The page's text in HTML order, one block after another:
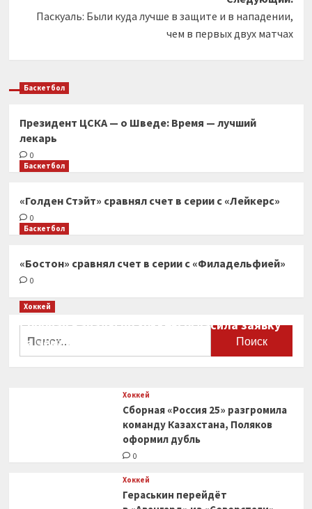
Паскуаль: Были куда лучше в защите и в нападении,
чем в первых двух матчах
Баскетбол
Президент ЦСКА — о Шведе: Время — лучший
лекарь
0
Баскетбол
«Голден Стэйт» сравнял счет в серии с «Лейкерс»
0
Баскетбол
«Бостон» сравнял счет в серии с «Филадельфией»
0
Хоккей
Сборная Канады по хоккею огласила заявку
на чемпионат мира
Хоккей
Сборная «Россия 25» разгромила
команду Казахстана, Поляков
оформил дубль
0
Хоккей
Гераськин перейдёт